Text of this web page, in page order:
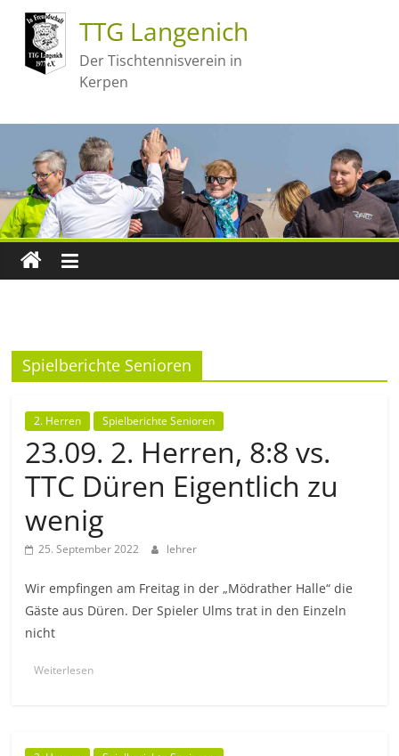
TTG Langenich
Der Tischtennisverein in
Kerpen
Spielberichte Senioren
2. Herren Spielberichte Senioren
23.09. 2. Herren, 8:8 vs.
TTC Düren Eigentlich zu
wenig
25. September 2022 lehrer
Wir empfingen am Freitag in der „Mödrather Halle“ die
Gäste aus Düren. Der Spieler Ulms trat in den Einzeln
nicht
Weiterlesen